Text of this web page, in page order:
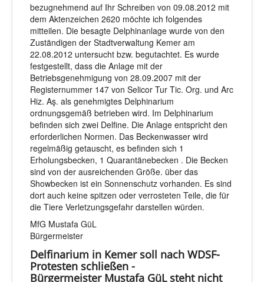
bezugnehmend auf Ihr Schreiben von 09.08.2012 mit
dem Aktenzeichen 2620 möchte ich folgendes
mitteilen. Die besagte Delphinanlage wurde von den
Zuständigen der Stadtverwaltung Kemer am
22.08.2012 untersucht bzw. begutachtet. Es wurde
festgestellt, dass die Anlage mit der
Betriebsgenehmigung von 28.09.2007 mit der
Registernummer 147 von Selicor Tur Tic. Org. und Arc
Hiz. Aş. als genehmigtes Delphinarium
ordnungsgemäß betrieben wird. Im Delphinarium
befinden sich zwei Delfine. Die Anlage entspricht den
erforderlichen Normen. Das Beckenwasser wird
regelmäßig getauscht, es befinden sich 1
Erholungsbecken, 1 Quarantänebecken . Die Becken
sind von der ausreichenden Größe. über das
Showbecken ist ein Sonnenschutz vorhanden. Es sind
dort auch keine spitzen oder verrosteten Teile, die für
die Tiere Verletzungsgefahr darstellen würden.
MfG Mustafa GüL
Bürgermeister
Delfinarium in Kemer soll nach WDSF-
Protesten schließen -
Bürgermeister Mustafa GüL steht nicht